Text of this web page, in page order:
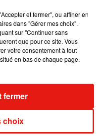
la tracklist de son nouvel
des invités...
et fermer", ou affiner en
dans "Gérer mes choix".
sur "Continuer sans
que pour ce site. Vous
votre consentement à tout
en bas de chaque page.
choix
fermer